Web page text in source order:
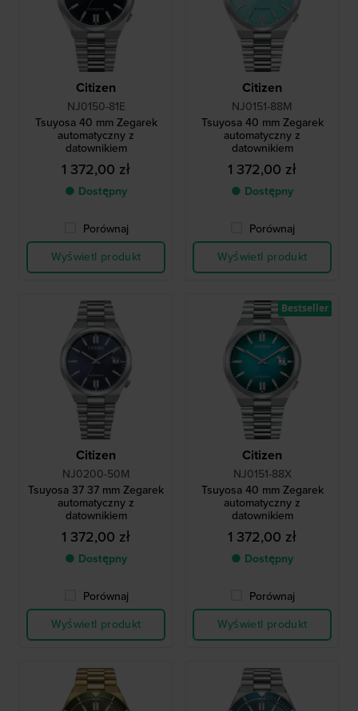
Citizen
NJ0150-81E
Tsuyosa 40 mm Zegarek
automatyczny z
datownikiem
1 372,00 zł
● Dostępny
Porównaj
Wyświetl produkt
Citizen
NJ0151-88M
Tsuyosa 40 mm Zegarek
automatyczny z
datownikiem
1 372,00 zł
● Dostępny
Porównaj
Wyświetl produkt
Citizen
NJ0200-50M
Tsuyosa 37 37 mm Zegarek
automatyczny z
datownikiem
1 372,00 zł
● Dostępny
Porównaj
Wyświetl produkt
Citizen
NJ0151-88X
Tsuyosa 40 mm Zegarek
automatyczny z
datownikiem
1 372,00 zł
● Dostępny
Porównaj
Wyświetl produkt
Bestseller